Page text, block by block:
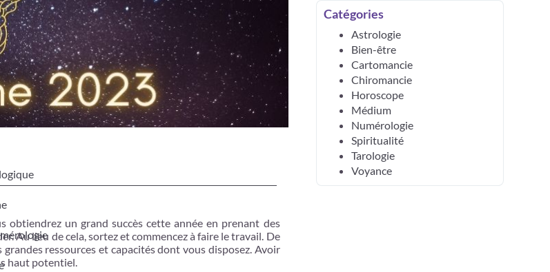
obtiendrez un grand succès cette année en prenant des
Au lieu de cela, sortez et commencez à faire le travail. De
ressources et capacités dont vous disposez. Avoir
haut potentiel.
Catégories
Astrologie
Bien-être
Cartomancie
Chiromancie
Horoscope
Médium
Numérologie
Spiritualité
Tarologie
Voyance